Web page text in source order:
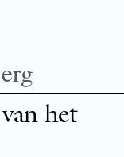
het